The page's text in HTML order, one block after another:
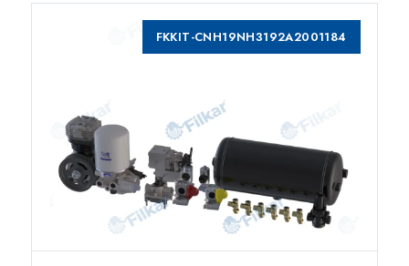
FKKIT-CNH19NH3192A2001184